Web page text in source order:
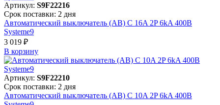
Артикул: S9F22216
Срок поставки: 2 дня
Автоматический выключатель (АВ) C 16A 2P 6kA 400В
Systeme9
3 019 ₽
В корзинy
Артикул: S9F22210
Срок поставки: 2 дня
Автоматический выключатель (АВ) C 10A 2P 6kA 400В